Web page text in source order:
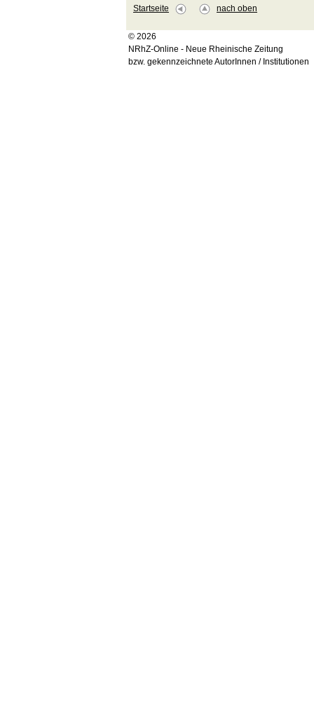
Startseite nach oben
© 2026
NRhZ-Online - Neue Rheinische Zeitung
bzw. gekennzeichnete AutorInnen / Institutionen